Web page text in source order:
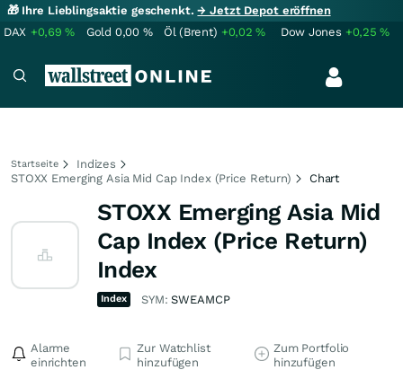
🎁 Ihre Lieblingsaktie geschenkt.→ Jetzt Depot eröffnen
DAX +0,69% Gold 0,00 % Öl (Brent) +0,02% Dow Jones +0,25%
Startseite
Indizes
STOXX Emerging Asia Mid Cap Index (Price Return)
Chart
STOXX Emerging Asia Mid
Cap Index (Price Return)
Index
Index SYM:SWEAMCP
Alarme
einrichten
Zur Watchlist
hinzufügen
Zum Portfolio
hinzufügen